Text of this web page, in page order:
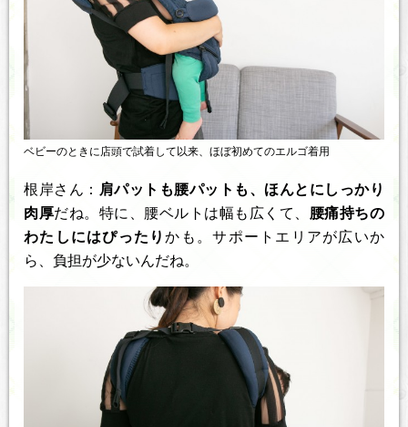
ベビーのときに店頭で試着して以来、ほぼ初めてのエルゴ着用
根岸さん： 肩パットも腰パットも、ほんとにしっかり
肉厚だね。特に、腰ベルトは幅も広くて、 腰痛持ちの
わたしにはぴったりかも。サポートエリアが広いか
ら、負担が少ないんだね。